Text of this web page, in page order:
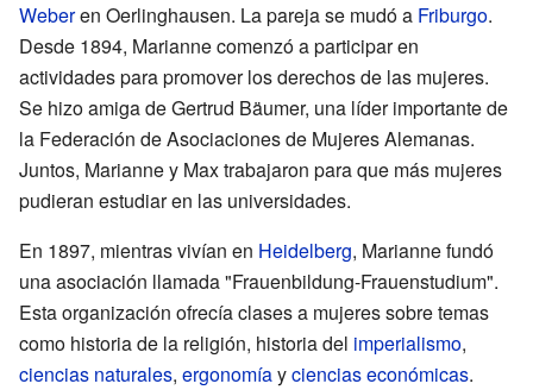
Weberen Oerlinghausen. La pareja se mudó a Friburgo.
Desde 1894, Marianne comenzó a participar en
actividades para promover los derechos de las mujeres.
Se hizo amiga de Gertrud Bäumer, una líder importante de
la Federación de Asociaciones de Mujeres Alemanas.
Juntos, Marianne y Max trabajaron para que más mujeres
pudieran estudiar en las universidades.
En 1897, mientras vivían en Heidelberg, Marianne fundó
una asociación llamada "Frauenbildung-Frauenstudium".
Esta organización ofrecía clases a mujeres sobre temas
como historia de la religión, historia del imperialismo,
ciencias naturales, ergonomíayciencias económicas.